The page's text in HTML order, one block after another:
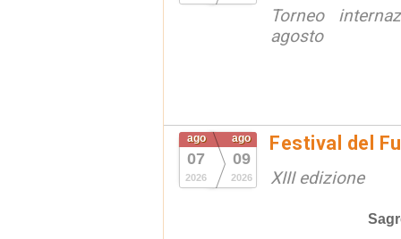
Torneo
agosto
ago
07
2026
ago
09
2026
Festival del
XIII edizione